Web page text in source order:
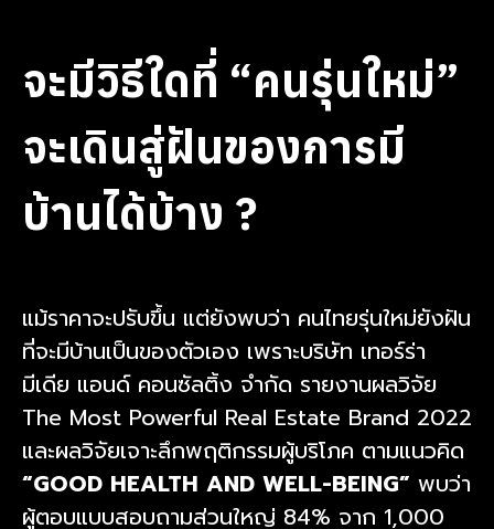
จะมีวิธีใดที่ “คนรุ่นใหม่”
จะเดินสู่ฝันของการมี
บ้านได้บ้าง ?
แม้ราคาจะปรับขึ้น แต่ยังพบว่า คนไทยรุ่นใหม่ยังฝัน
ที่จะมีบ้านเป็นของตัวเอง เพราะบริษัท เทอร์ร่า
มีเดีย แอนด์ คอนซัลติ้ง จำกัด รายงานผลวิจัย
The Most Powerful Real Estate Brand 2022
และผลวิจัยเจาะลึกพฤติกรรมผู้บริโภค ตามแนวคิด
“GOOD HEALTH AND WELL-BEING” พบว่า
ผู้ตอบแบบสอบถามส่วนใหญ่ 84% จาก 1,000